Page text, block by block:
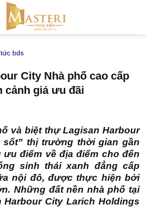
bds
City Nhà phố cao cấp
cảnh giá ưu đãi
và biệt thự Lagisan Harbour
thị trường thời gian gần
điểm về địa điểm cho đến
sinh thái xanh đẳng cấp
nội đô, được thực hiện bởi
Những đất nền nhà phố tại
Harbour City Larich Holdings